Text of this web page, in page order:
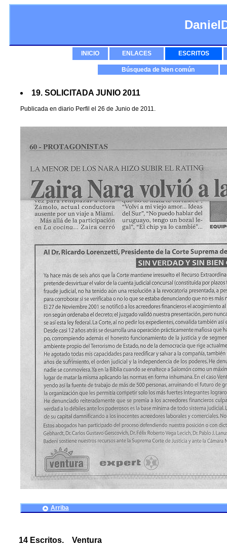
INICIO ENLACES ESCRITOS
Búsqueda de bien común
19. SOLICITADA JUNIO 2011
Publicada en diario Perfil el 26 de Junio de 2011.
Arriba
14 Escritos. Ventura